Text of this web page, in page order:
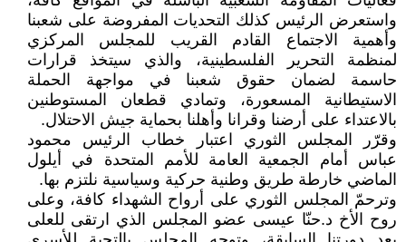
واستعرض الرئيس كذلك التحديات المفروضة على شعبنا
وأهمية الاجتماع القادم القريب للمجلس المركزي
لمنظمة التحرير الفلسطينية، والذي سيتخذ قرارات
حاسمة لضمان حقوق شعبنا في مواجهة الحملة
الاستيطانية المسعورة، وتمادي قطعان المستوطنين
بالاعتداء على أرضنا وقرانا وأهلنا بحماية جيش الاحتلال.
وقرّر المجلس الثوري اعتبار خطاب الرئيس محمود
عباس أمام الجمعية العامة للأمم المتحدة في أيلول
الماضي خارطة طريق وطنية حركية وسياسية نلتزم بها.
وترحمّ المجلس الثوري على أرواح الشهداء كافة، وعلى
روح الأخ د.حنّا عيسى عضو المجلس الذي ارتقى للعلى